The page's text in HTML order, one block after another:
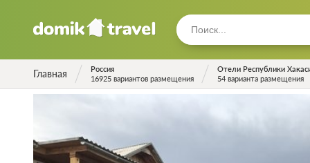
Главная
Россия
16925 вариантов размещения
Отели Республики
54 варианта размещения